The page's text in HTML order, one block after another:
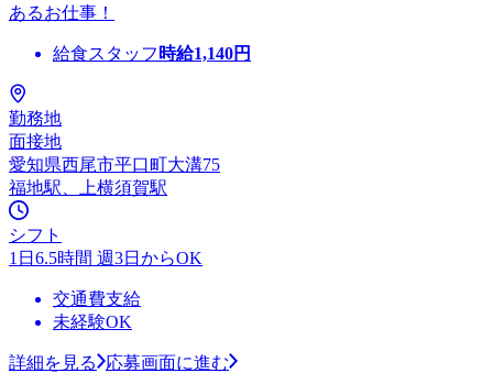
あるお仕事！
給食スタッフ 時給1,140円
勤務地
面接地
愛知県西尾市平口町大溝75
福地駅、上横須賀駅
シフト
1日6.5時間 週3日からOK
交通費支給
未経験OK
詳細を見る
応募画面に進む